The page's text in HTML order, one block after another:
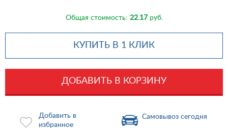
Общая стоимость: 22.17руб.
КУПИТЬ В 1 КЛИК
ДОБАВИТЬ В КОРЗИНУ
Добавить в
избранное
Самовывоз сегодня